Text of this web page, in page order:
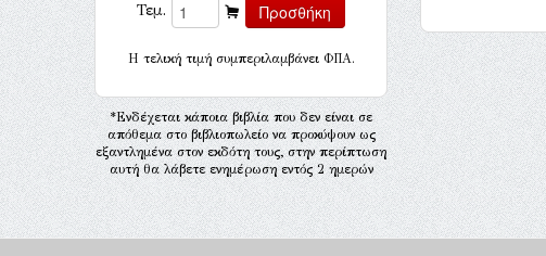
Τεμ.
H τελική τιμή συμπεριλαμβάνει ΦΠΑ.
*Ενδέχεται κάποια βιβλία που δεν είναι σε
απόθεμα στο βιβλιοπωλείο να προκύψουν ως
εξαντλημένα στον εκδότη τους, στην περίπτωση
αυτή θα λάβετε ενημέρωση εντός 2 ημερών